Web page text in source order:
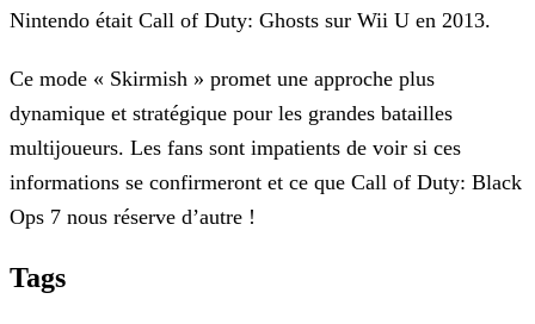
Nintendo était Call of Duty: Ghosts sur Wii U en 2013.
Ce mode « Skirmish » promet une approche plus
dynamique et stratégique pour les grandes batailles
multijoueurs. Les fans sont impatients de voir si ces
informations se confirmeront et ce que Call of Duty: Black
Ops 7 nous réserve d’autre !
Tags